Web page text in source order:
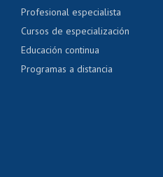
Profesional especialista
Cursos de especialización
Educación continua
Programas a distancia